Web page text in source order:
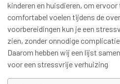
kinderen en huisdieren, om
comfortabel voelen tijdens de
voorbereidingen kun je een
zien, zonder onnodige
Daarom hebben wij een lijst
voor een stressvrije verhuizing